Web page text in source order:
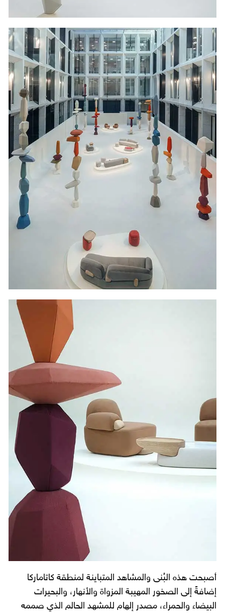
أصبحت هذه البُنى والمشاهد المتباينة لمنطقة كاتاماركا
إضافةً إلى الصخور المهيبة المزواة والأنهار، والبحيرات
البيضاء والحمراء، مصدر إلهام للمشهد الحالم الذي صممه